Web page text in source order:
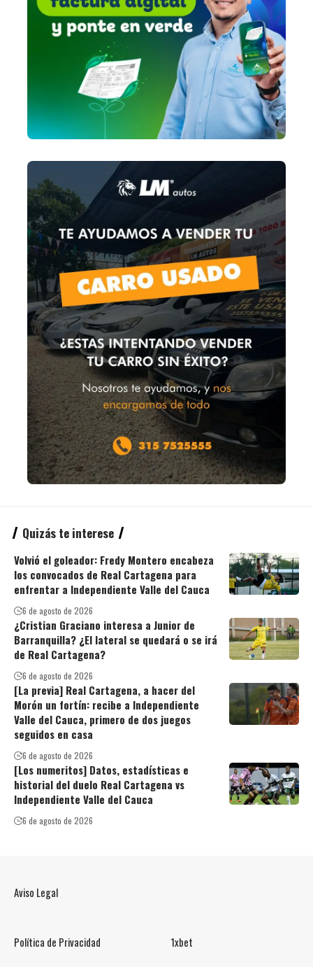
Quizás te interese
Volvió el goleador: Fredy Montero encabeza
los convocados de Real Cartagena para
enfrentar a Independiente Valle del Cauca
6 de agosto de 2026
¿Cristian Graciano interesa a Junior de
Barranquilla? ¿El lateral se quedará o se irá
de Real Cartagena?
6 de agosto de 2026
[La previa] Real Cartagena, a hacer del
Morón un fortín: recibe a Independiente
Valle del Cauca, primero de dos juegos
seguidos en casa
6 de agosto de 2026
[Los numeritos] Datos, estadísticas e
historial del duelo Real Cartagena vs
Independiente Valle del Cauca
6 de agosto de 2026
Aviso Legal
Política de Privacidad 1xbet